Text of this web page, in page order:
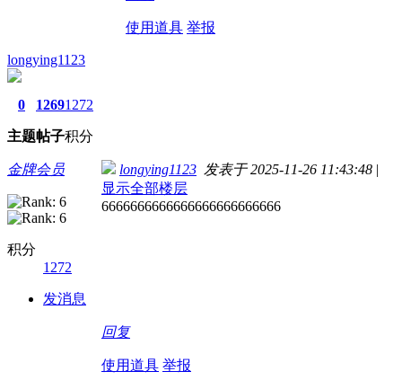
使用道具 举报
longying1123
0
主题
1269
帖子
1272
积分
金牌会员
积分
1272
发消息
longying1123 发表于 2025-11-26 11:43:48 |
显示全部楼层
6666666666666666666666666
回复
使用道具 举报